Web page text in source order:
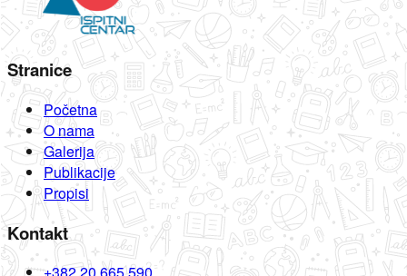
Stranice
Početna
O nama
Galerija
Publikacije
Propisi
Kontakt